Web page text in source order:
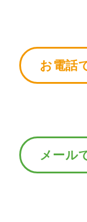
お電話
メール